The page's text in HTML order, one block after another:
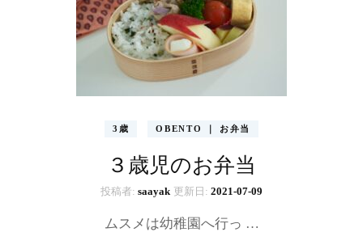
3歳 OBENTO ｜ お弁当
３歳児のお弁当
投稿者: saayak 更新日: 2021-07-09
ムスメは幼稚園へ行っ …